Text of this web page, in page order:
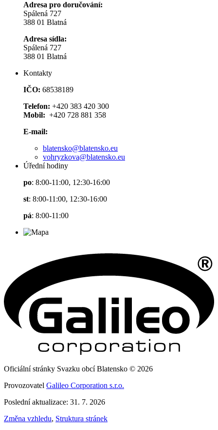
Adresa pro doručování:
Spálená 727
388 01 Blatná
Adresa sídla:
Spálená 727
388 01 Blatná
Kontakty
IČO: 68538189
Telefon: +420 383 420 300
Mobil: +420 728 881 358
E-mail:
blatensko@blatensko.eu
vohryzkova@blatensko.eu
Úřední hodiny
po: 8:00-11:00, 12:30-16:00
st: 8:00-11:00, 12:30-16:00
pá: 8:00-11:00
Oficiální stránky Svazku obcí Blatensko © 2026
Provozovatel Galileo Corporation s.r.o.
Poslední aktualizace: 31. 7. 2026
Změna vzhledu, Struktura stránek